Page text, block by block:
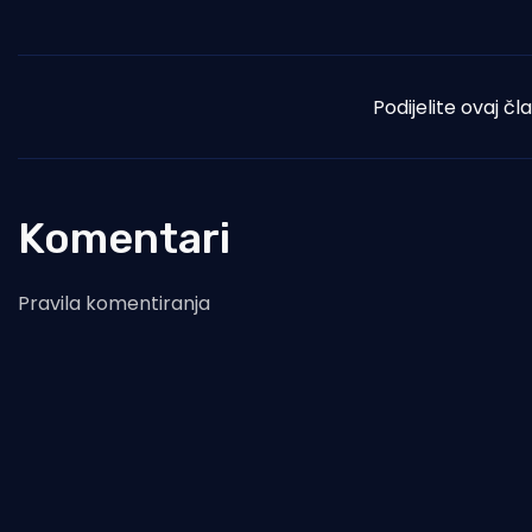
Podijelite ovaj
Komentari
Pravila komentiranja